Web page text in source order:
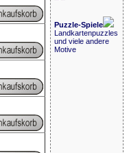
Puzzle-Spiele
Landkartenpuzzles
und viele andere
Motive